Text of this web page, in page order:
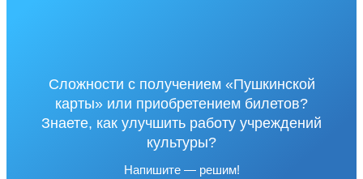
Сложности с получением «Пушкинской
карты» или приобретением билетов?
Знаете, как улучшить работу учреждений
культуры?
Напишите — решим!